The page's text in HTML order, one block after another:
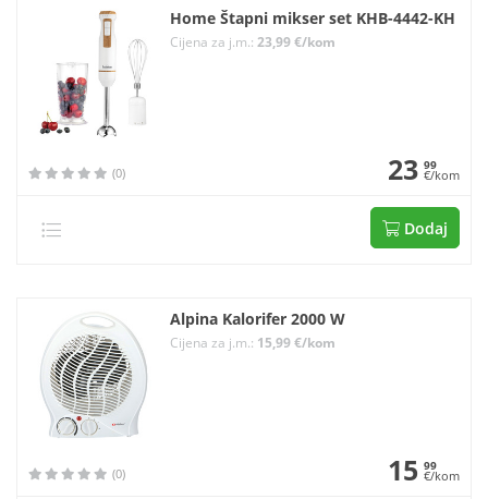
Home Štapni mikser set KHB-4442-KH
Cijena za j.m.: 23,99 €/kom
(0) 23 99
€/kom
Dodaj
Alpina Kalorifer 2000 W
Cijena za j.m.: 15,99 €/kom
(0) 15 99
€/kom